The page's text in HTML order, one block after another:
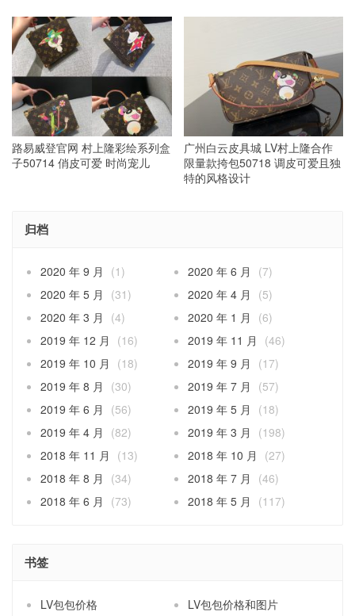
路易威登官网 村上隆彩绘系列盒
子50714 俏皮可爱 时尚宠儿
广州白云皮具城 LV村上隆合作
限量款挎包50718 调皮可爱且独
特的风格设计
归档
2020 年 9 月 (1) 2020 年 6 月
(7)
2020 年 5 月
(31) 2020 年 4 月
(5)
2020 年 3 月
(4) 2020 年 1 月
(6)
2019 年 12 月
(16) 2019 年 11 月
(46)
2019 年 10 月
(18) 2019 年 9 月
(17)
2019 年 8 月
(30) 2019 年 7 月
(57)
2019 年 6 月
(56) 2019 年 5 月
(18)
2019 年 4 月
(82) 2019 年 3 月
(198)
2018 年 11 月
(13) 2018 年 10 月
(27)
2018 年 8 月
(34) 2018 年 7 月
(46)
2018 年 6 月
(73) 2018 年 5 月 (117)
书签
LV包包价格 LV包包价格和图片